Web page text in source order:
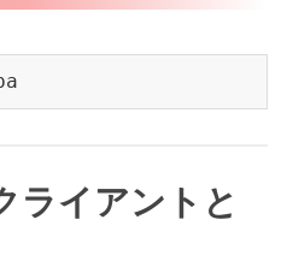
ライアントと